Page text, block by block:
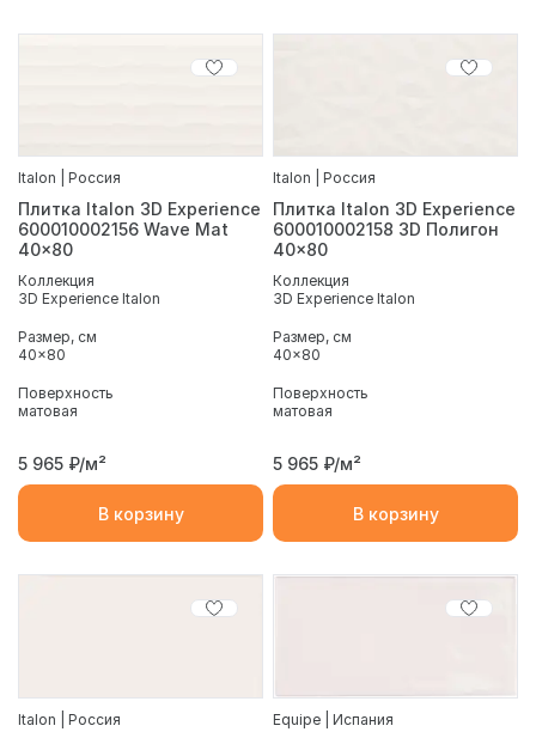
Italon | Россия
Плитка Italon 3D Experience
600010002156 Wave Mat
40x80
Коллекция
3D Experience Italon
Размер, см
40x80
Поверхность
матовая
5 965 ₽/м²
В корзину
Italon | Россия
Плитка Italon 3D Experience
600010002158 3D Полигон
40x80
Коллекция
3D Experience Italon
Размер, см
40x80
Поверхность
матовая
5 965 ₽/м²
В корзину
Italon | Россия Equipe | Испания